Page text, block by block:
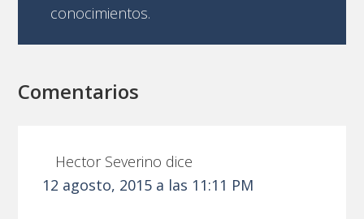
conocimientos.
Comentarios
Hector Severino dice
12 agosto, 2015 a las 11:11 PM